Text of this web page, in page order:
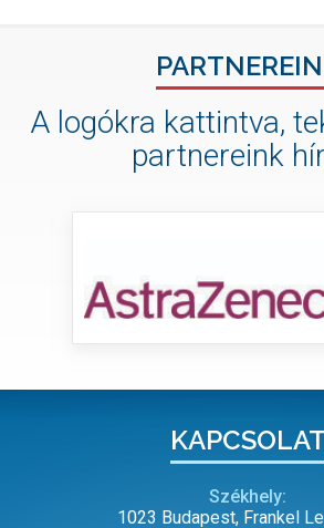
A logókra kattintva,
partnereink
KAPCSOLAT
Székhely:
1023 Budapest, Frankel